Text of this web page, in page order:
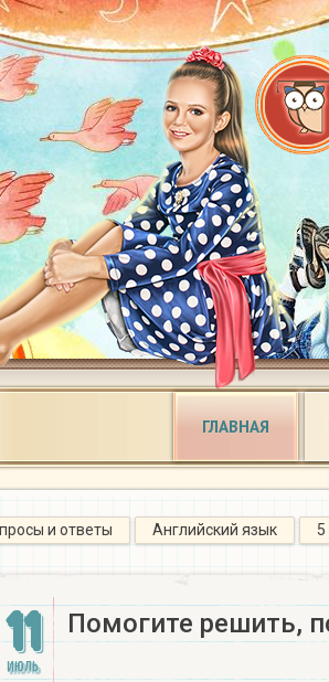
ГЛАВНАЯ
и ответы Английский язык 5
11
ИЮЛЬ
Помогите решить,